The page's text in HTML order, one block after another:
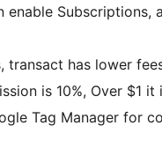
for unlimited content for a fixed monthly or
has lower fees than
is 10%, Over $1 it
Tag Manager for